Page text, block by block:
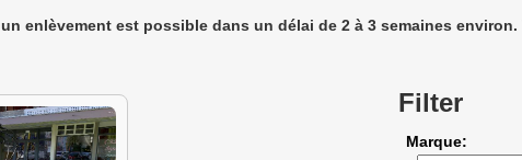
enlèvement est possible dans un délai de 2 à 3 semaines
Filter
Marque